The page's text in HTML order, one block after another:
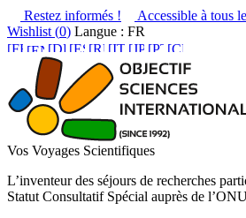
Restez informés ! Accessible à tous
Wishlist (0) Langue : FR
Vos Voyages Scientifiques
L’inventeur des séjours de recherches
Statut Consultatif Spécial auprès de